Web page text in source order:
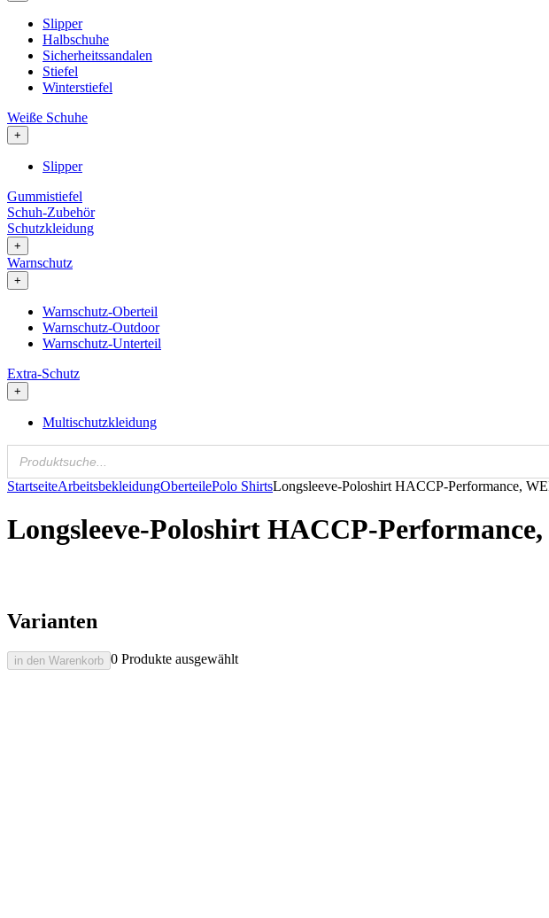
Slipper
Halbschuhe
Sicherheitssandalen
Stiefel
Winterstiefel
Weiße Schuhe
+
Slipper
Gummistiefel
Schuh-Zubehör
Schutzkleidung
+
Warnschutz
+
Warnschutz-Oberteil
Warnschutz-Outdoor
Warnschutz-Unterteil
Extra-Schutz
+
Multischutzkleidung
StartseiteArbeitsbekleidungOberteilePolo ShirtsLongsleeve-Poloshirt HACCP-Performance,
Longsleeve-Poloshirt HACCP-
Varianten
0 Produkte ausgewählt
in den Warenkorb